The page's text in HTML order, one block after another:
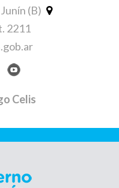
(B)
2211
Celis